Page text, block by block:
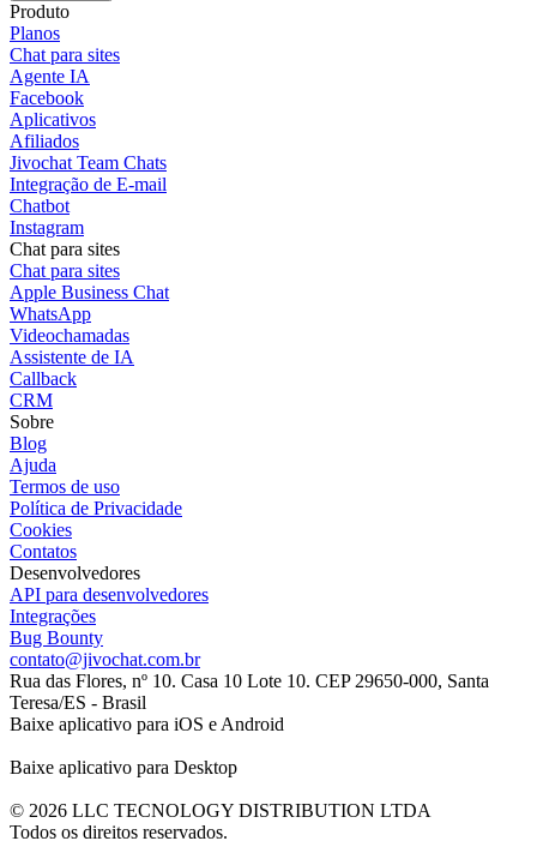
Produto
Planos
Chat para sites
Agente IA
Facebook
Aplicativos
Afiliados
Jivochat Team Chats
Integração de E-mail
Chatbot
Instagram
Chat para sites
Chat para sites
Apple Business Chat
WhatsApp
Videochamadas
Assistente de IA
Callback
CRM
Sobre
Blog
Ajuda
Termos de uso
Política de Privacidade
Cookies
Contatos
Desenvolvedores
API para desenvolvedores
Integrações
Bug Bounty
contato@jivochat.com.br
Rua das Flores, nº 10. Casa 10 Lote 10. CEP 29650-000, Santa
Teresa/ES - Brasil
Baixe aplicativo para iOS e Android
Baixe aplicativo para Desktop
© 2026 LLC TECNOLOGY DISTRIBUTION LTDA
Todos os direitos reservados.